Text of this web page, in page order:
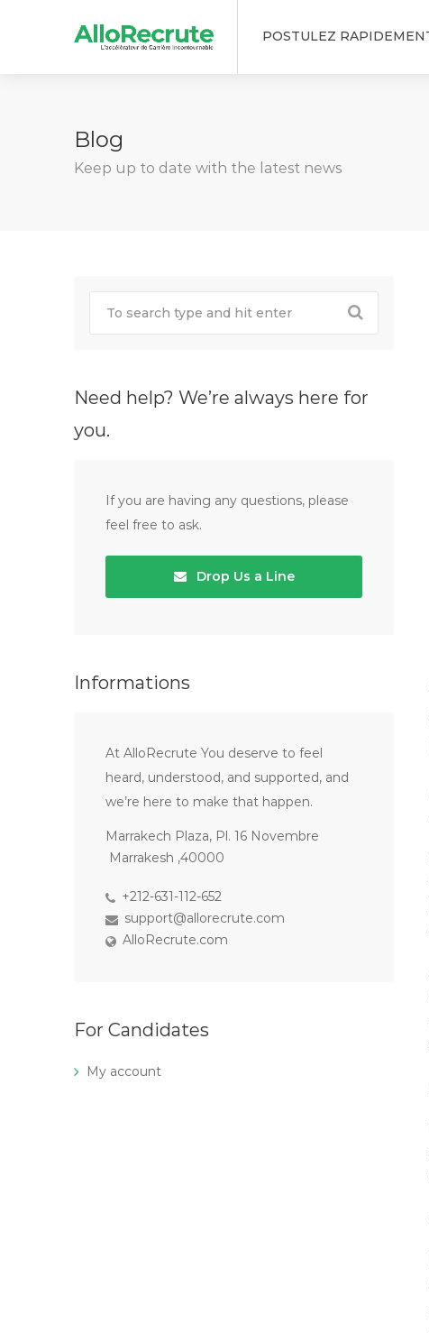
POSTULEZ
Blog
Keep up to date with the latest news
Need help? We’re always here for
you.
If you are having any questions, please
feel free to ask.
Drop Us a Line
Informations
At AlloRecrute You deserve to feel
heard, understood, and supported, and
we’re here to make that happen.
Marrakech Plaza, Pl. 16 Novembre
Marrakesh ,40000
+212-631-112-652
support@allorecrute.com
AlloRecrute.com
For Candidates
My account